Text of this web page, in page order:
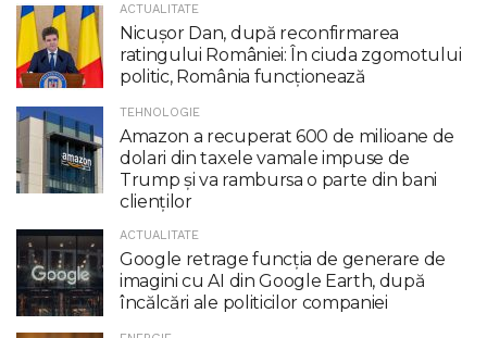
ACTUALITATE
Nicuşor Dan, după reconfirmarea
ratingului României: În ciuda zgomotului
politic, România funcţionează
TEHNOLOGIE
Amazon a recuperat 600 de milioane de
dolari din taxele vamale impuse de
Trump şi va rambursa o parte din bani
clienţilor
ACTUALITATE
Google retrage funcţia de generare de
imagini cu AI din Google Earth, după
încălcări ale politicilor companiei